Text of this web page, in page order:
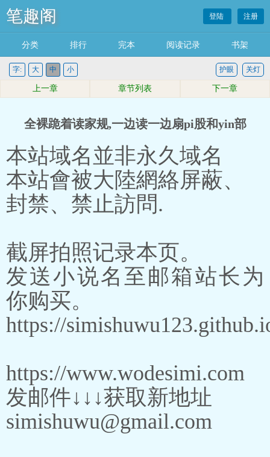
笔趣阁 登陆 注册
分类 排行 完本 阅读记录 书架
字: 大 中 小 关灯
护眼
上一章 章节列表 下一章
全裸跪着读家规,一边读一边扇pi股和yin部
本站域名並非永久域名
本站會被大陸網絡屏蔽、
封禁、禁止訪問.
截屏拍照记录本页。
发送小说名至邮箱站长为
你购买。
https://
https://www.wodesimi.com
发邮件↓↓↓获取新地址
simishuwu@gmail.com